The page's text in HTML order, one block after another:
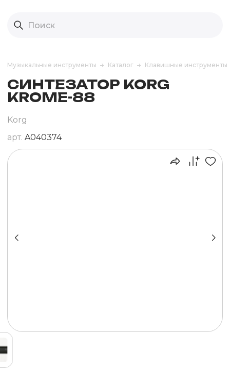
Музыкальные инструменты Каталог Клавишные инструменты
СИНТЕЗАТОР KORG
KROME-88
Korg
арт. A040374